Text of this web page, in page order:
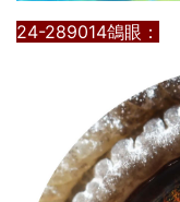
24-289014鴿眼：